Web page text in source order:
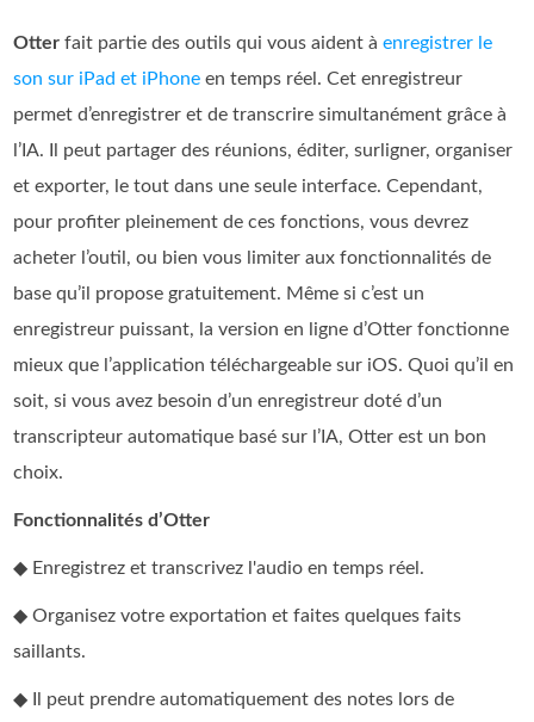
Otter fait partie des outils qui vous aident àenregistrer le
son sur iPad et iPhone en temps réel. Cet enregistreur
permet d’enregistrer et de transcrire simultanément grâce à
l’IA. Il peut partager des réunions, éditer, surligner, organiser
et exporter, le tout dans une seule interface. Cependant,
pour profiter pleinement de ces fonctions, vous devrez
acheter l’outil, ou bien vous limiter aux fonctionnalités de
base qu’il propose gratuitement. Même si c’est un
enregistreur puissant, la version en ligne d’Otter fonctionne
mieux que l’application téléchargeable sur iOS. Quoi qu’il en
soit, si vous avez besoin d’un enregistreur doté d’un
transcripteur automatique basé sur l’IA, Otter est un bon
choix.
Fonctionnalités d’Otter
◆ Enregistrez et transcrivez l'audio en temps réel.
◆ Organisez votre exportation et faites quelques faits
saillants.
◆ Il peut prendre automatiquement des notes lors de